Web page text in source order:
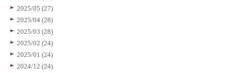
2025/05 (27)
2025/04 (28)
2025/03 (28)
2025/02 (24)
2025/01 (24)
2024/12 (24)